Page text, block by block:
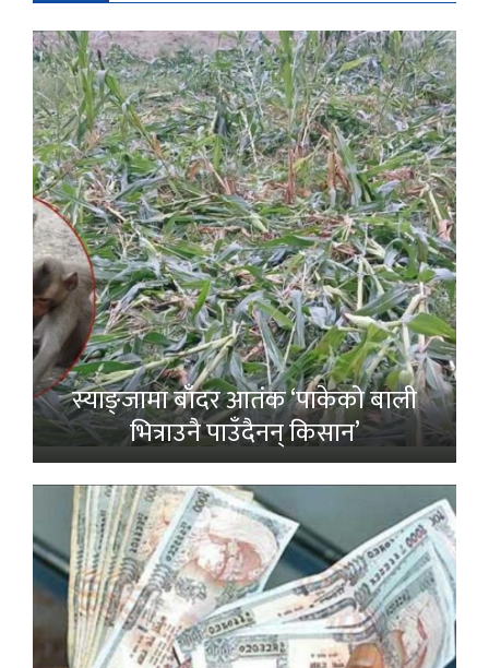
स्याङ्जामा बाँदर आतंक ‘पाकेको बाली
भित्राउनै पाउँदैनन् किसान’